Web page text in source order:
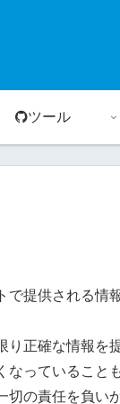
ツール
提供される情
正確な情報を
っていること
の責任を負い